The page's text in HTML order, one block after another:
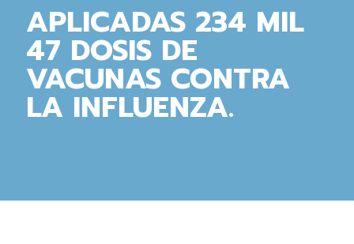
APLICADAS 234 MIL
47 DOSIS DE
VACUNAS CONTRA
LA INFLUENZA.